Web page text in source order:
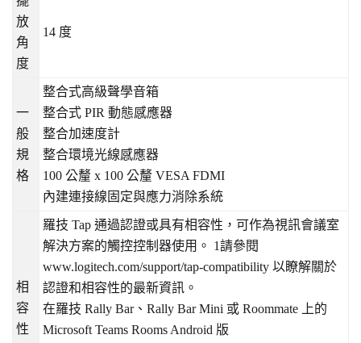
放
角
度
14 度
一
般
規
格
整合式高級聲學音箱
整合式 PIR 動態感應器
整合加速度計
整合環境光線感應器
100 公釐 x 100 公釐 VESA FDMI
內建連接線固定與應力消除系統
相
容
性
羅技 Tap 通過認證或具有相容性，可作為視訊會議室
解決方案的觸控控制器使用。 1請參閱
www.logitech.com/support/tap-compatibility 以瞭解關於
認證和相容性的最新資訊。
在羅技 Rally Bar、 Rally Bar Mini 或 Roommate
上的
Microsoft Teams Rooms Android 版